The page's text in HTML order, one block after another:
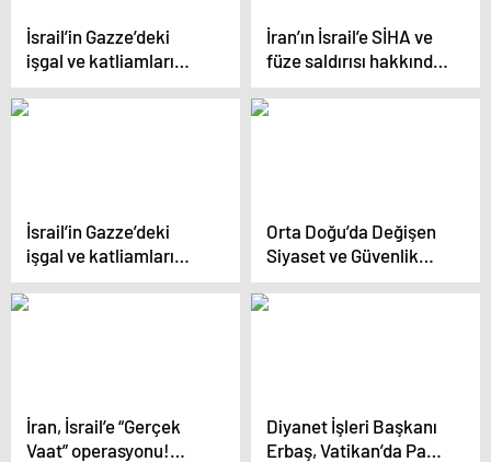
İsrail’in Gazze’deki
işgal ve katliamları
protesto edildi
İran’ın İsrail’e SİHA ve
füze saldırısı hakkında
neler biliniyor?
İsrail’in Gazze’deki
işgal ve katliamları
protesto edildi
Orta Doğu’da Değişen
Siyaset ve Güvenlik
Ortamı Konferansı
Düzenlendi
İran, İsrail’e “Gerçek
Vaat” operasyonu!
Diyanet İşleri Başkanı
Erbaş, Vatikan’da Papa